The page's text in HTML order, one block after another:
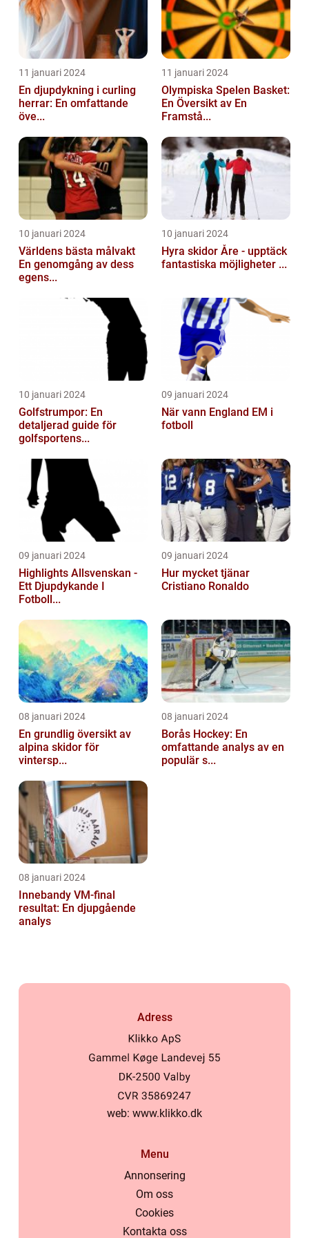
11 januari 2024
En djupdykning i curling
herrar: En omfattande
öve...
11 januari 2024
Olympiska Spelen Basket:
En Översikt av En
Framstå...
10 januari 2024
Världens bästa målvakt
En genomgång av dess
egens...
10 januari 2024
Hyra skidor Åre - upptäck
fantastiska möjligheter ...
10 januari 2024
Golfstrumpor: En
detaljerad guide för
golfsportens...
09 januari 2024
När vann England EM i
fotboll
09 januari 2024
Highlights Allsvenskan -
Ett Djupdykande I
Fotboll...
09 januari 2024
Hur mycket tjänar
Cristiano Ronaldo
08 januari 2024
En grundlig översikt av
alpina skidor för
vintersp...
08 januari 2024
Borås Hockey: En
omfattande analys av en
populär s...
08 januari 2024
Innebandy VM-final
resultat: En djupgående
analys
Adress
web: www.klikko.dk
Menu
Annonsering
Om oss
Cookies
Kontakta oss